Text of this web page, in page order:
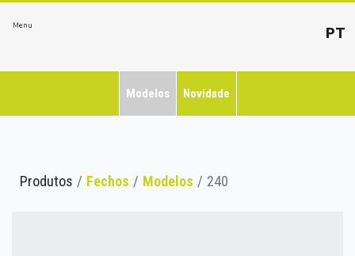
Menu PT
Modelos Novidade
Produtos Fechos Modelos 240